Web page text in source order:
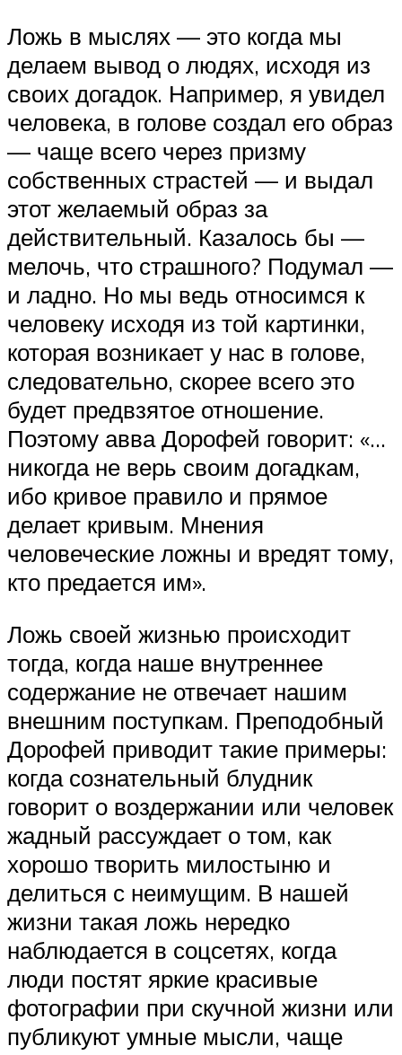
Ложь в мыслях — это когда мы
делаем вывод о людях, исходя из
своих догадок. Например, я увидел
человека, в голове создал его образ
— чаще всего через призму
собственных страстей — и выдал
этот желаемый образ за
действительный. Казалось бы —
мелочь, что страшного? Подумал —
и ладно. Но мы ведь относимся к
человеку исходя из той картинки,
которая возникает у нас в голове,
следовательно, скорее всего это
будет предвзятое отношение.
Поэтому авва Дорофей говорит: «…
никогда не верь своим догадкам,
ибо кривое правило и прямое
делает кривым. Мнения
человеческие ложны и вредят тому,
кто предается им».
Ложь своей жизнью происходит
тогда, когда наше внутреннее
содержание не отвечает нашим
внешним поступкам. Преподобный
Дорофей приводит такие примеры:
когда сознательный блудник
говорит о воздержании или человек
жадный рассуждает о том, как
хорошо творить милостыню и
делиться с неимущим. В нашей
жизни такая ложь нередко
наблюдается в соцсетях, когда
люди постят яркие красивые
фотографии при скучной жизни или
публикуют умные мысли, чаще